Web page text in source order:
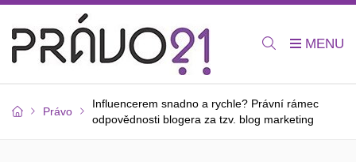
Právo
Influencerem snadno a rychle? Právní rámec
odpovědnosti blogera za tzv. blog marketing